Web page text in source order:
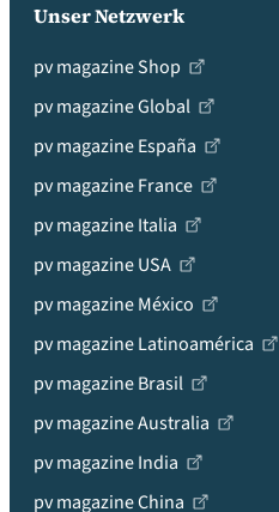
Unser Netzwerk
pv magazine Shop
pv magazine Global
pv magazine España
pv magazine France
pv magazine Italia
pv magazine USA
pv magazine México
pv magazine Latinoamérica
pv magazine Brasil
pv magazine Australia
pv magazine India
pv magazine China